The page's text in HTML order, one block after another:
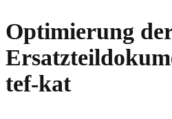
Optimierung
tef-kat